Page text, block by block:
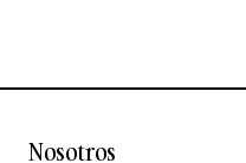
Nosotros